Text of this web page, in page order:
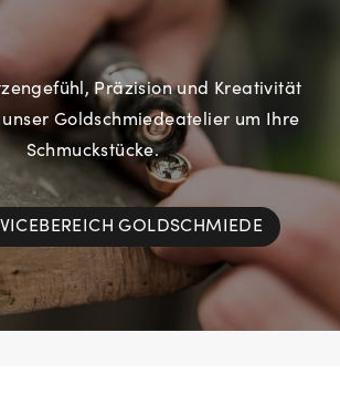
Präzision und Kreativität
Goldschmiedeatelier um Ihre
Schmuckstücke.
GOLDSCHMIEDE